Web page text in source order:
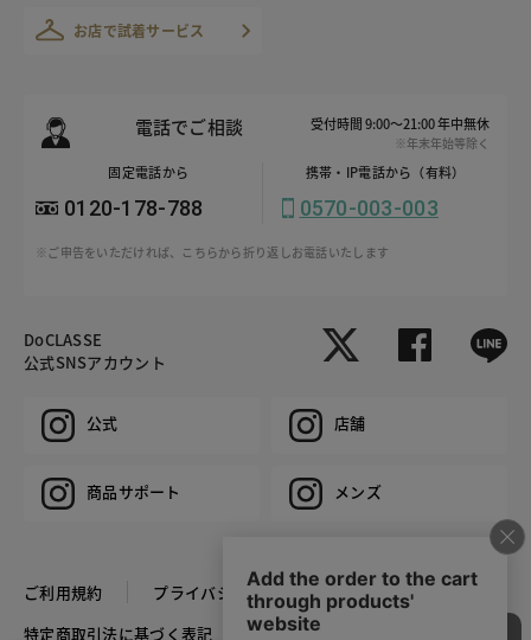
お店で試着サービス
電話でご相談 受付時間 9:00～21:00 年中無休
※年末年始等除く
固定電話から
0120-178-788
携帯・IP電話から（有料）
0570-003-003
※ご申告をいただければ、こちらから折り返しお電話いたします
DoCLASSE
公式SNSアカウント
公式 店舗
商品サポート メンズ
ご利用規約
プライバシーポリシー
特定商取引法に基づく表記
推奨環境